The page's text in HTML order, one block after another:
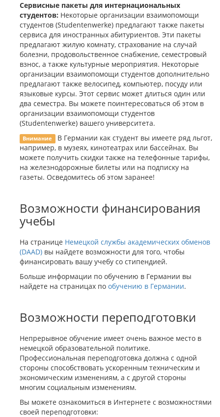
Сервисные пакеты для интернациональных
студентов: Некоторые организации взаимопомощи
студентов (Studentenwerke) предлагают также пакеты
сервиса для иностранных абитуриентов. Эти пакеты
предлагают жилую комнату, страхование на случай
болезни, продовольственное снабжение, семестровый
взнос, а также культурные мероприятия. Некоторые
организации взаимопомощи студентов дополнительно
предлагают также велосипед, компьютер, посуду или
языковые курсы. Этот сервис может длиться один или
два семестра. Вы можете поинтересоваться об этом в
организации взаимопомощи студентов
(Studentenwerke) вашего университета.
Внимание В Германии как студент вы имеете ряд льгот,
например, в музеях, кинотеатрах или бассейнах. Вы
можете получить скидки также на телефонные тарифы,
на железнодорожные билеты или на подписку на
газеты. Осведомитесь об этом заранее!
Возможности финансирования
учебы
На странице Немецкой службы академических обменов
(DAAD) вы найдете возможности для того, чтобы
финансировать вашу учебу со стипендией.
Больше информации по обучению в Германии вы
найдете на страницах по обучению в Германии.
Возможности переподготовки
Непрерывное обучение имеет очень важное место в
немецкой образовательной политике.
Профессиональная переподготовка должна с одной
стороны способствовать ускоренным техническим и
экономическим изменениям, а с другой стороны
многим социальным изменениям.
Вы можете ознакомиться в Интернете с возможностями
своей переподготовки: